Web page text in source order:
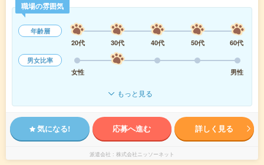
職場の雰囲気
年齢層
20代
30代 40代 50代
60代
男女比率
女性
男性
もっと見る
気になる! 応募へ進む 詳しく見る
派遣会社 株式会社ニッソーネット